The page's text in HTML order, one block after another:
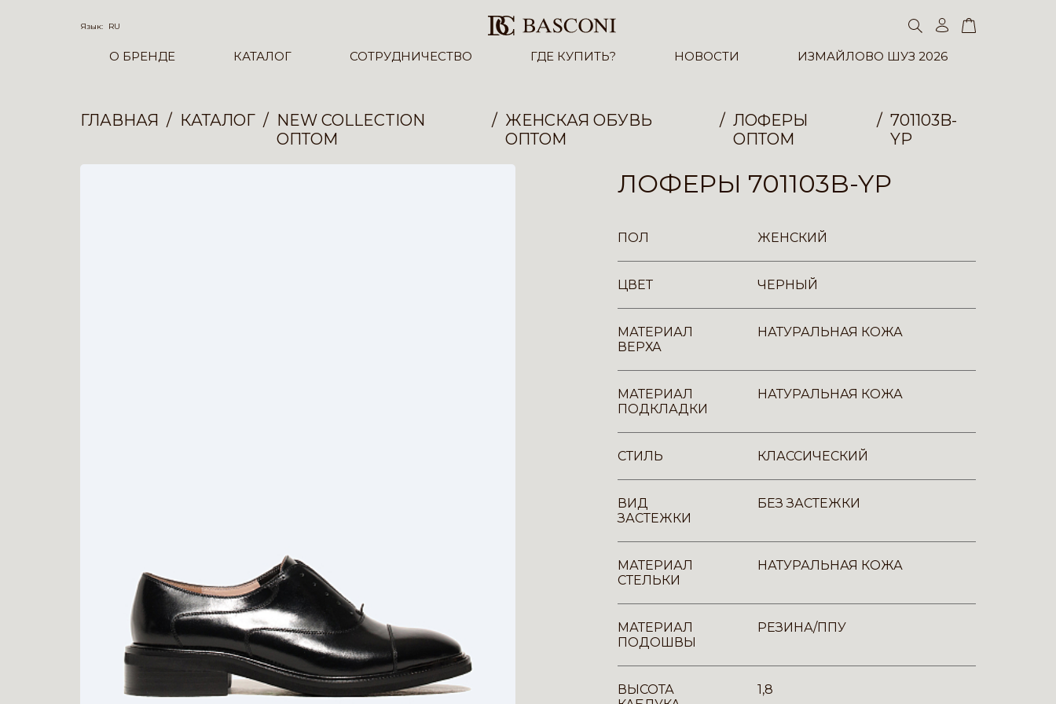
Язык: RU
О БРЕНДЕ КАТАЛОГ СОТРУДНИЧЕСТВО ГДЕ КУПИТЬ? НОВОСТИ ИЗМАЙЛОВО ШУЗ 2026
ГЛАВНАЯ КАТАЛОГ
NEW COLLECTION
ОПТОМ
ЖЕНСКАЯ ОБУВЬ
ОПТОМ
ЛОФЕРЫ
ОПТОМ
701103B-
YP
ЛОФЕРЫ 701103B-YP
ПОЛ ЖЕНСКИЙ
ЦВЕТ ЧЕРНЫЙ
МАТЕРИАЛ
ВЕРХА
НАТУРАЛЬНАЯ КОЖА
МАТЕРИАЛ
ПОДКЛАДКИ
НАТУРАЛЬНАЯ КОЖА
СТИЛЬ КЛАССИЧЕСКИЙ
ВИД
ЗАСТЕЖКИ
БЕЗ ЗАСТЕЖКИ
МАТЕРИАЛ
СТЕЛЬКИ
НАТУРАЛЬНАЯ КОЖА
МАТЕРИАЛ
ПОДОШВЫ
РЕЗИНА/ППУ
ВЫСОТА
1,8